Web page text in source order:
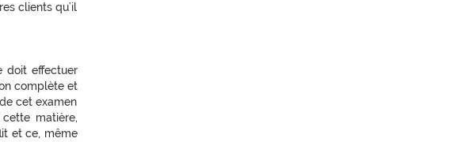
clients qu’il
doit effectuer
complète et
cet examen
matière,
et ce, même